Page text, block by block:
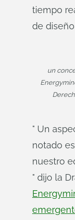
tiempo
de
un
" Un
notado
nuestro
" dijo la